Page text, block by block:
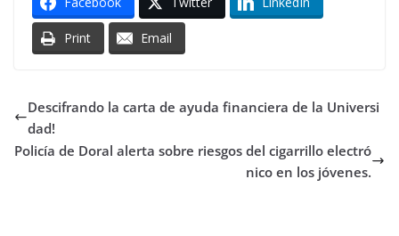
Print Email
Descifrando la carta de ayuda financiera de la Universi
dad!
Policía de Doral alerta sobre riesgos del cigarrillo electró
nico en los jóvenes.